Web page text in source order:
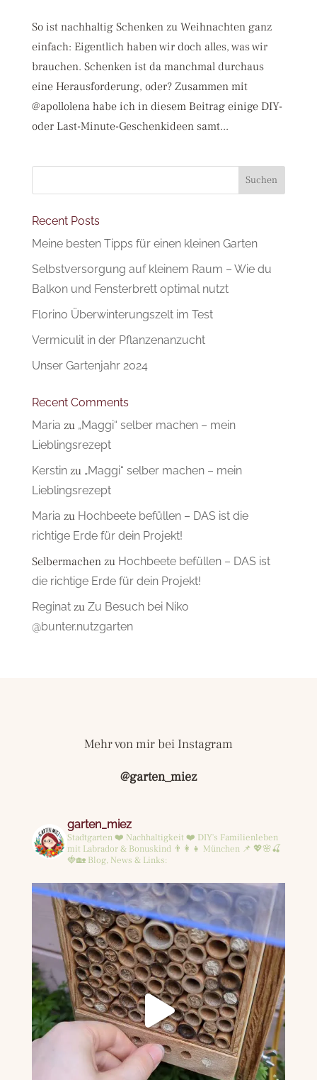
So ist nachhaltig Schenken zu Weihnachten ganz
einfach: Eigentlich haben wir doch alles, was wir
brauchen. Schenken ist da manchmal durchaus
eine Herausforderung, oder? Zusammen mit
@apollolena habe ich in diesem Beitrag einige DIY-
oder Last-Minute-Geschenkideen samt...
Suchen
Recent Posts
Meine besten Tipps für einen kleinen Garten
Selbstversorgung auf kleinem Raum – Wie du
Balkon und Fensterbrett optimal nutzt
Florino Überwinterungszelt im Test
Vermiculit in der Pflanzenanzucht
Unser Gartenjahr 2024
Recent Comments
Maria zu „Maggi“ selber machen – mein
Lieblingsrezept
Kerstinzu „Maggi“ selber machen – mein
Lieblingsrezept
Maria zu Hochbeete befüllen – DAS ist die
richtige Erde für dein Projekt!
Selbermachenzu Hochbeete befüllen – DAS ist
die richtige Erde für dein Projekt!
Reginatzu Zu Besuch bei Niko
@bunter.nutzgarten
Mehr von mir bei Instagram
@garten_miez
garten_miez
Stadtgarten ❤️ Nachhaltigkeit ❤️ DIY's Familienleben
mit Labrador & Bonuskind 👨‍👩‍👧 München 📌 💖🌸🍒
🍓🏡Blog, News & Links: